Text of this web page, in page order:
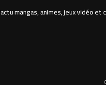
mangas, animes, jeux vidéo et